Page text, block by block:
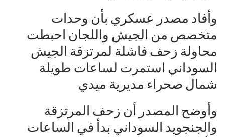
وأفاد مصدر عسكري بأن وحدات
متخصص من الجيش واللجان احبطت
محاولة زحف فاشلة لمرتزقة الجيش
السوداني استمرت لساعات طويلة
شمال صحراء مديرية ميدي
وأوضح المصدر أن زحف المرتزقة
والجنجويد السوداني بدأ في الساعات